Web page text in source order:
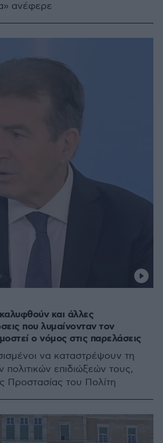
ανέφερε
και άλλες
που λυμαίνονταν τον
ο νόμος στις παρελάσεις
να καταστρέψουν τη
πολιτικών επιδιώξεών τους,
Προστασίας του Πολίτη